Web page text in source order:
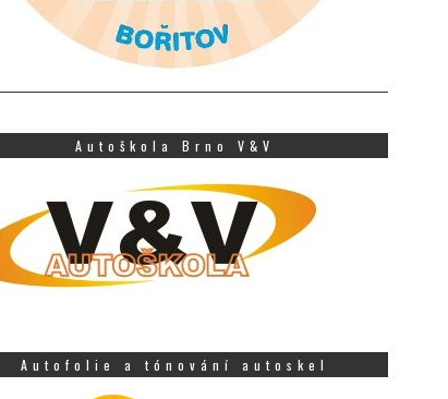
Autoškola Brno V&V
Autofolie a tónování autoskel